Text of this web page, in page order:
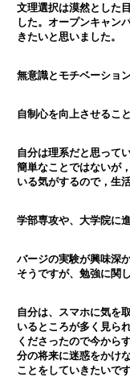
文理選択は漠然とした
した。オープンキャン
きたいと思いました。
無意識とモチベーショ
自制心を向上させるこ
自分は理系だと思って
簡単なことではないが
いる気がするので，生
学部専攻や、大学院に
バージの実験が興味深
そうですが、勉強に関
自分は、スマホに気を
いるところが多く見ら
くださったので今から
分の将来に迷惑をかけ
ことをしていきたいです